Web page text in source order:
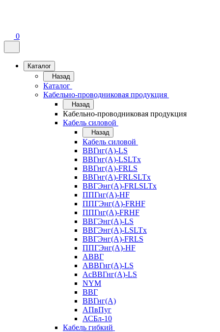
0
Каталог
Назад
Каталог
Кабельно-проводниковая продукция
Назад
Кабельно-проводниковая продукция
Кабель силовой
Назад
Кабель силовой
ВВГнг(А)-LS
ВВГнг(А)-LSLTx
ВВГнг(А)-FRLS
ВВГнг(А)-FRLSLTx
ВВГЭнг(А)-FRLSLTx
ППГнг(А)-HF
ППГЭнг(А)-FRHF
ППГнг(А)-FRHF
ВВГЭнг(А)-LS
ВВГЭнг(А)-LSLTx
ВВГЭнг(А)-FRLS
ППГЭнг(А)-HF
АВВГ
АВВГнг(А)-LS
АсВВГнг(А)-LS
NYM
ВВГ
ВВГнг(А)
АПвПуг
АСБл-10
Кабель гибкий